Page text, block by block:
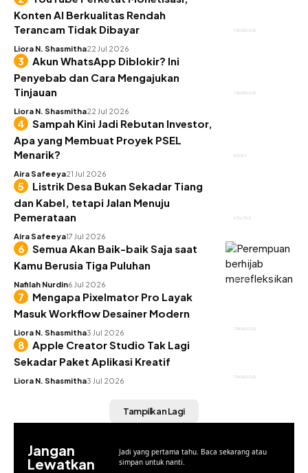
TEKNOLOGI
Konten AI Berkualitas Rendah
Terancam Tidak Dibayar
Liora N. Shasmitha22 Jul 2026
TEKNOLOGI
Akun WhatsApp Diblokir? Ini
Penyebab dan Cara Mengajukan
Tinjauan
Liora N. Shasmitha22 Jul 2026
BISNIS
Sampah Kini Jadi Rebutan Investor,
Apa yang Membuat Proyek PSEL
Menarik?
Aira Safeeya21 Jul 2026
UTILITAS
Listrik Desa Bukan Sekadar Tiang
dan Kabel, tetapi Jalan Menuju
Pemerataan
Aira Safeeya17 Jul 2026
INSIGHT
Semua Akan Baik-baik Saja saat
Kamu Berusia Tiga Puluhan
Nafilah Nurdin6 Jul 2026
TEKNOLOGI
Mengapa Pixelmator Pro Layak
Masuk Workflow Desainer Modern
Liora N. Shasmitha3 Jul 2026
TEKNOLOGI
Apple Creator Studio Tak Lagi
Sekadar Paket Aplikasi Kreatif
Liora N. Shasmitha3 Jul 2026
Tampilkan Lagi
Jangan
Lewatkan
Jadi yang pertama tahu. Baca sekarang atau
simpan untuk nanti.